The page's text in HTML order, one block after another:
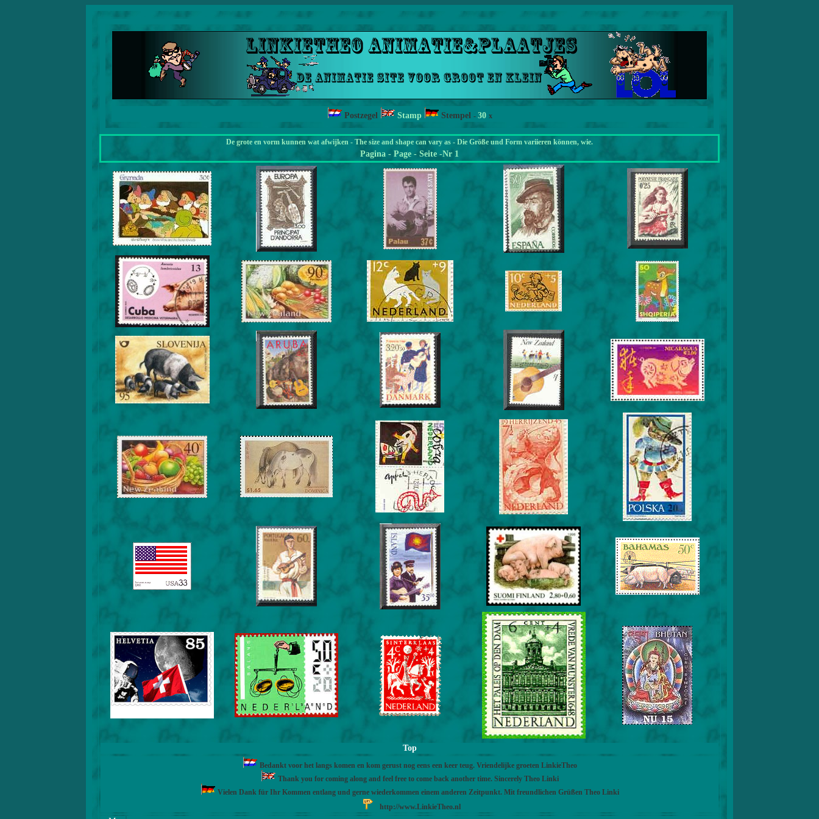
Postzegel Stamp Stempel - 30 x
De grote en vorm kunnen wat afwijken - The size and shape can vary as - Die Größe und Form variieren können, wie.
Pagina - Page - Seite -Nr 1
Top
Bedankt voor het langs komen en kom gerust nog eens een keer teug. Vriendelijke groeten LinkieTheo
Thank you for coming along and feel free to come back another time. Sincerely Theo Linki
Vielen Dank für Ihr Kommen entlang und gerne wiederkommen einem anderen Zeitpunkt. Mit freundlichen Grüßen Theo Linki
http://www.LinkieTheo.nl